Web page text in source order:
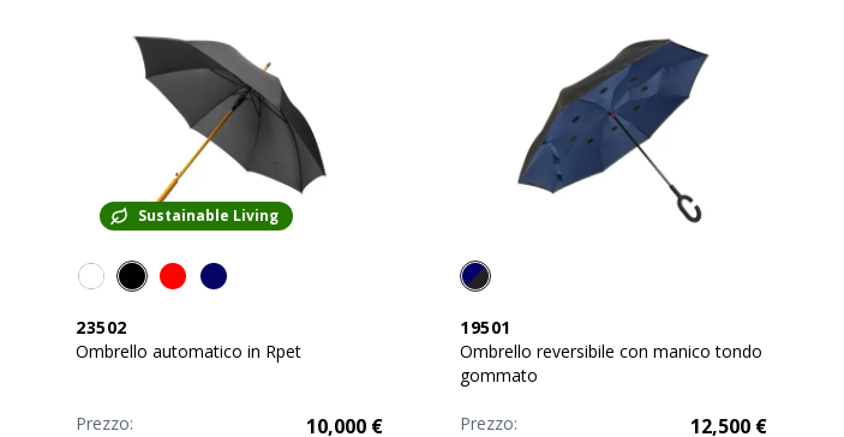
Sustainable Living
23502
Ombrello automatico in Rpet
Prezzo: 10,000€
19501
Ombrello reversibile con manico tondo
gommato
Prezzo: 12,500€